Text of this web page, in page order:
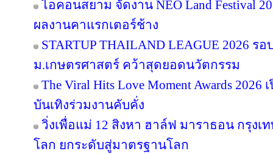
ไอคอนสยาม จัดงาน NEO Land Festival
ผลงานคาแรกเตอร์ช้าง
STARTUP THAILAND LEAGUE 2026 ร
ม.เกษตรศาสตร์ คว้าสุดยอดนวัตกรรม
The Viral Hits Love Moment Awards
บันเทิงร่วมงานคับคั่ง
วิ่งเพื่อแม่ 12 สิงหา ฮาล์ฟ มาราธอน กรุงเ
โลก ยกระดับสู่มาตรฐานโลก